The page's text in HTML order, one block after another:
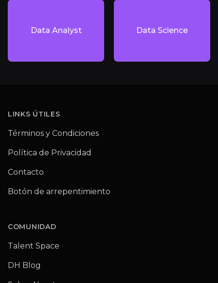
Data Analyst Data Science
LINKS ÚTILES
Términos y Condiciones
Política de Privacidad
Contacto
Botón de arrepentimiento
COMUNIDAD
Talent Space
DH Blog